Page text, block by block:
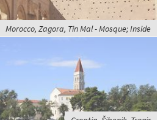
Morocco, Zagora, Tin Mal - Mosque; Inside